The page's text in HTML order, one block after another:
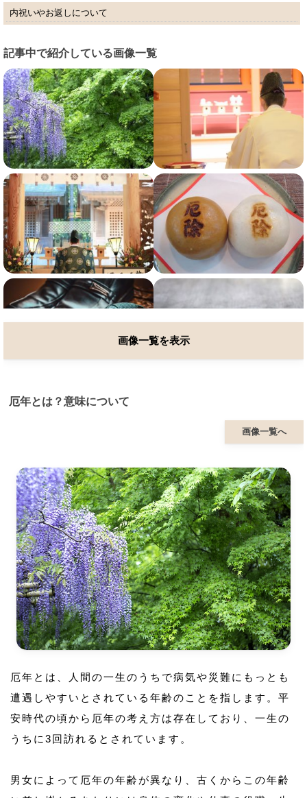
内祝いやお返しについて
記事中で紹介している画像一覧
画像一覧を表示
厄年とは？意味について
画像一覧へ
厄年とは、人間の一生のうちで病気や災難にもっとも
遭遇しやすいとされている年齢のことを指します。平
安時代の頃から厄年の考え方は存在しており、一生の
うちに3回訪れるとされています。
男女によって厄年の年齢が異なり、古くからこの年齢